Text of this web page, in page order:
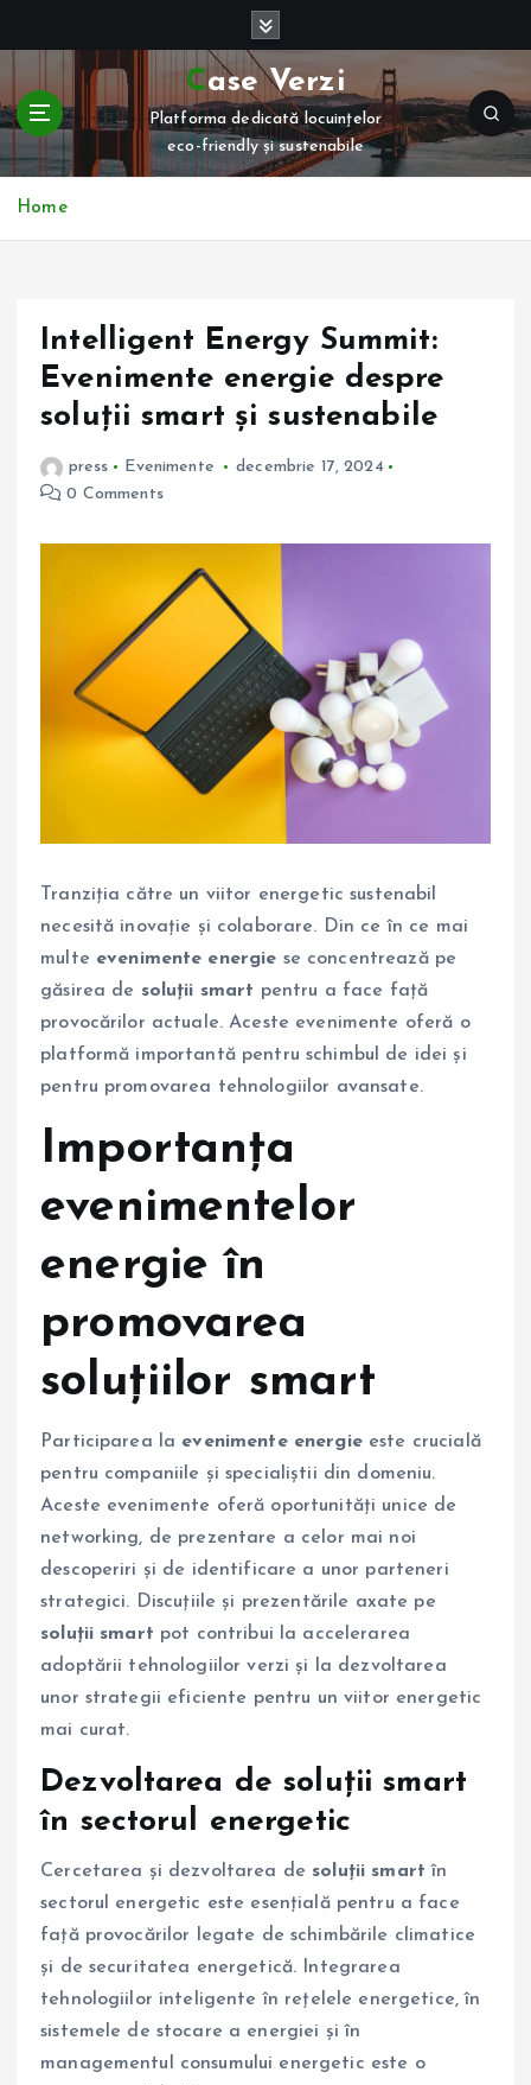
t
c
Case Verzi
Platforma dedicată locuințelor
eco-friendly și sustenabile
Home
Intelligent Energy Summit:
Evenimente energie despre
soluții smart și sustenabile
press Evenimente
decembrie 17, 2024
0 Comments
Tranziția către un viitor energetic sustenabil
necesită inovație și colaborare. Din ce în ce mai
multe evenimente energie se concentrează pe
găsirea de soluții smart pentru a face față
provocărilor actuale. Aceste evenimente oferă o
platformă importantă pentru schimbul de idei și
pentru promovarea tehnologiilor avansate.
Importanța
evenimentelor
energie în
promovarea
soluțiilor smart
Participarea la evenimente energieeste crucială
pentru companiile și specialiștii din domeniu.
Aceste evenimente oferă oportunități unice de
networking, de prezentare a celor mai noi
descoperiri și de identificare a unor parteneri
strategici. Discuțiile și prezentările axate pe
soluții smart pot contribui la accelerarea
adoptării tehnologiilor verzi și la dezvoltarea
unor strategii eficiente pentru un viitor energetic
mai curat.
Dezvoltarea de soluții smart
în sectorul energetic
Cercetarea și dezvoltarea de soluții smart în
sectorul energetic este esențială pentru a face
față provocărilor legate de schimbările climatice
și de securitatea energetică. Integrarea
tehnologiilor inteligente în rețelele energetice, în
sistemele de stocare a energiei și în
managementul consumului energetic este o